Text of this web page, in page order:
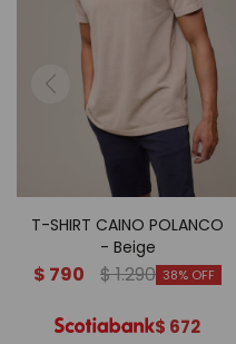
T-SHIRT CAINO POLANCO
- Beige
$ 790 $1.290 38
$ 672